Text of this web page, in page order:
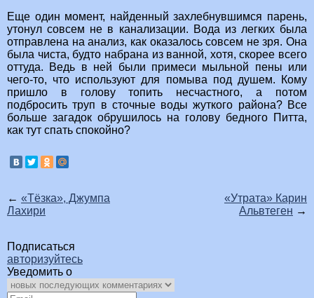
Еще один момент, найденный захлебнувшимся парень,
утонул совсем не в канализации. Вода из легких была
отправлена на анализ, как оказалось совсем не зря. Она
была чиста, будто набрана из ванной, хотя, скорее всего
оттуда. Ведь в ней были примеси мыльной пены или
чего-то, что используют для помыва под душем. Кому
пришло в голову топить несчастного, а потом
подбросить труп в сточные воды жуткого района? Все
больше загадок обрушилось на голову бедного Питта,
как тут спать спокойно?
← «Тёзка», Джумпа
Лахири
«Утрата» Карин
Альвтеген →
Подписаться
авторизуйтесь
Уведомить о